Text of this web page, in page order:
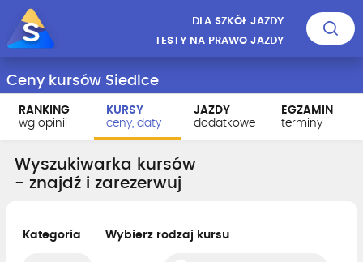
DLA SZKÓŁ JAZDY
TESTY NA PRAWO JAZDY
Ceny kursów Siedlce
RANKING
wg opinii
KURSY
ceny, daty
JAZDY
dodatkowe
EGZAMIN
terminy
Wyszukiwarka kursów
- znajdź i zarezerwuj
Kategoria Wybierz rodzaj kursu